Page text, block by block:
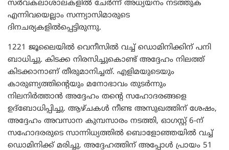
സർവകലാശാലകളിൽ ചേർന്ന് അധ്യയനം നടത്തുക
എന്നിവയെല്ലാം സന്ന്യാസിമാരുടെ
ദിനചര്യകളിൽപ്പെട്ടിരുന്നു.
1221 ജൂലൈയിൽ വെനീസിൽ വച്ച് ഡൊമിനിക്കിന് പനി
ബാധിച്ചു. കിടക്ക നിരസിച്ചുകൊണ്ട് അദ്ദേഹം നിലത്ത്
കിടക്കാനാണ് തീരുമാനിച്ചത്. എളിമയുടെയും
കാരുണ്യത്തിന്റെയും മനോഭാവം തുടർന്നും
നിലനിർത്താൻ അദ്ദേഹം തന്റെ സഹോദരങ്ങളെ
ഉദ്‌ബോധിപ്പിച്ചു. ആഴ്ചകൾ നീണ്ട അസുഖത്തിന് ശേഷം,
അദ്ദേഹം അവസാന കുമ്പസാരം നടത്തി, ഓഗസ്റ്റ് 6-ന്
സഹോദരരുടെ സാന്നിധ്യത്തിൽ ബൊളോഞ്ഞയിൽ വച്ച്
ഡൊമിനിക്ക് മരിച്ചു. അദ്ദേഹത്തിന് അപ്പോൾ പ്രായം 51